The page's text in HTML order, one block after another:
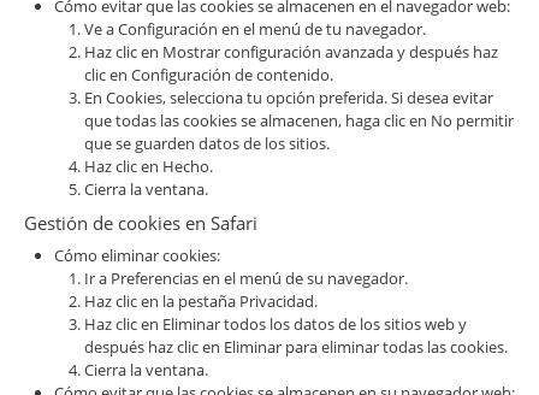
Cómo evitar que las cookies se almacenen en el navegador web:
Ve a Configuración en el menú de tu navegador.
Haz clic en Mostrar configuración avanzada y después haz
clic en Configuración de contenido.
En Cookies, selecciona tu opción preferida. Si desea evitar
que todas las cookies se almacenen, haga clic en No permitir
que se guarden datos de los sitios.
Haz clic en Hecho.
Cierra la ventana.
Gestión de cookies en Safari
Cómo eliminar cookies:
Ir a Preferencias en el menú de su navegador.
Haz clic en la pestaña Privacidad.
Haz clic en Eliminar todos los datos de los sitios web y
después haz clic en Eliminar para eliminar todas las cookies.
Cierra la ventana.